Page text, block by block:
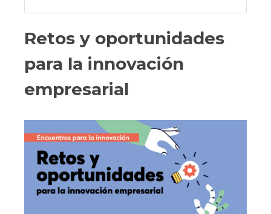
Retos y oportunidades
para la innovación
empresarial